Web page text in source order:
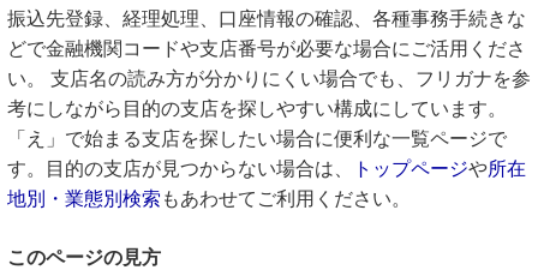
振込先登録、経理処理、口座情報の確認、各種事務手続きな
どで金融機関コードや支店番号が必要な場合にご活用くださ
い。 支店名の読み方が分かりにくい場合でも、フリガナを参
考にしながら目的の支店を探しやすい構成にしています。
「え」で始まる支店を探したい場合に便利な一覧ページで
す。目的の支店が見つからない場合は、
トップページや所在
地別・業態別検索 もあわせてご利用ください。
このページの見方